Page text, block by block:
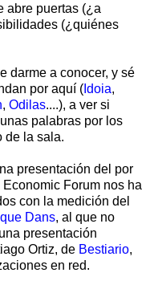
abre puertas (¿a
(¿quiénes
darme a conocer, y sé
por aquí ( Idoia,
, Odilas....), a ver si
palabras por los
de la sala.
presentación del por
Forum nos ha
con la medición del
Dans, al que no
presentación
Ortiz, de Bestiario,
en red.